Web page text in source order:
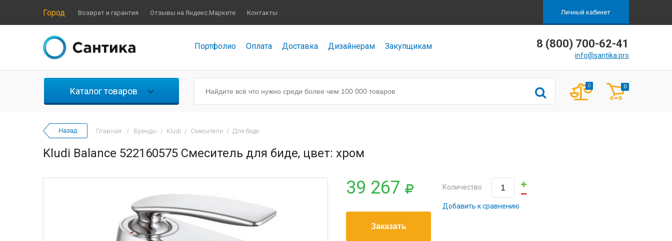
Город Возврат и гарантия Отзывы на Яндекс.Маркете Контакты Личный кабинет
Портфолио Оплата Доставка Дизайнерам Закупщикам 8 (800) 700-62-41
info@santika.pro
Каталог товаров
0 0
Главная / Бренды / Kludi / Смесители / Для биде
Kludi Balance 522160575 Смеситель для биде, цвет: хром
39 267 Количество
Добавить к сравнению